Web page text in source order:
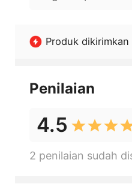
Produk
Penilaian
4.5
2 penilaian sudah